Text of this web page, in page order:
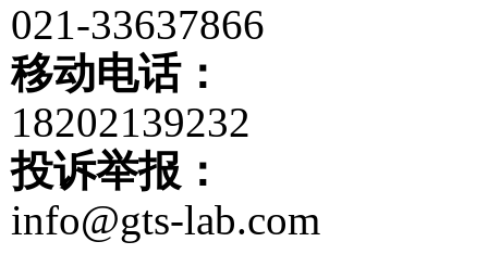
021-33637866
移动电话：
18202139232
投诉举报：
info@gts-lab.com